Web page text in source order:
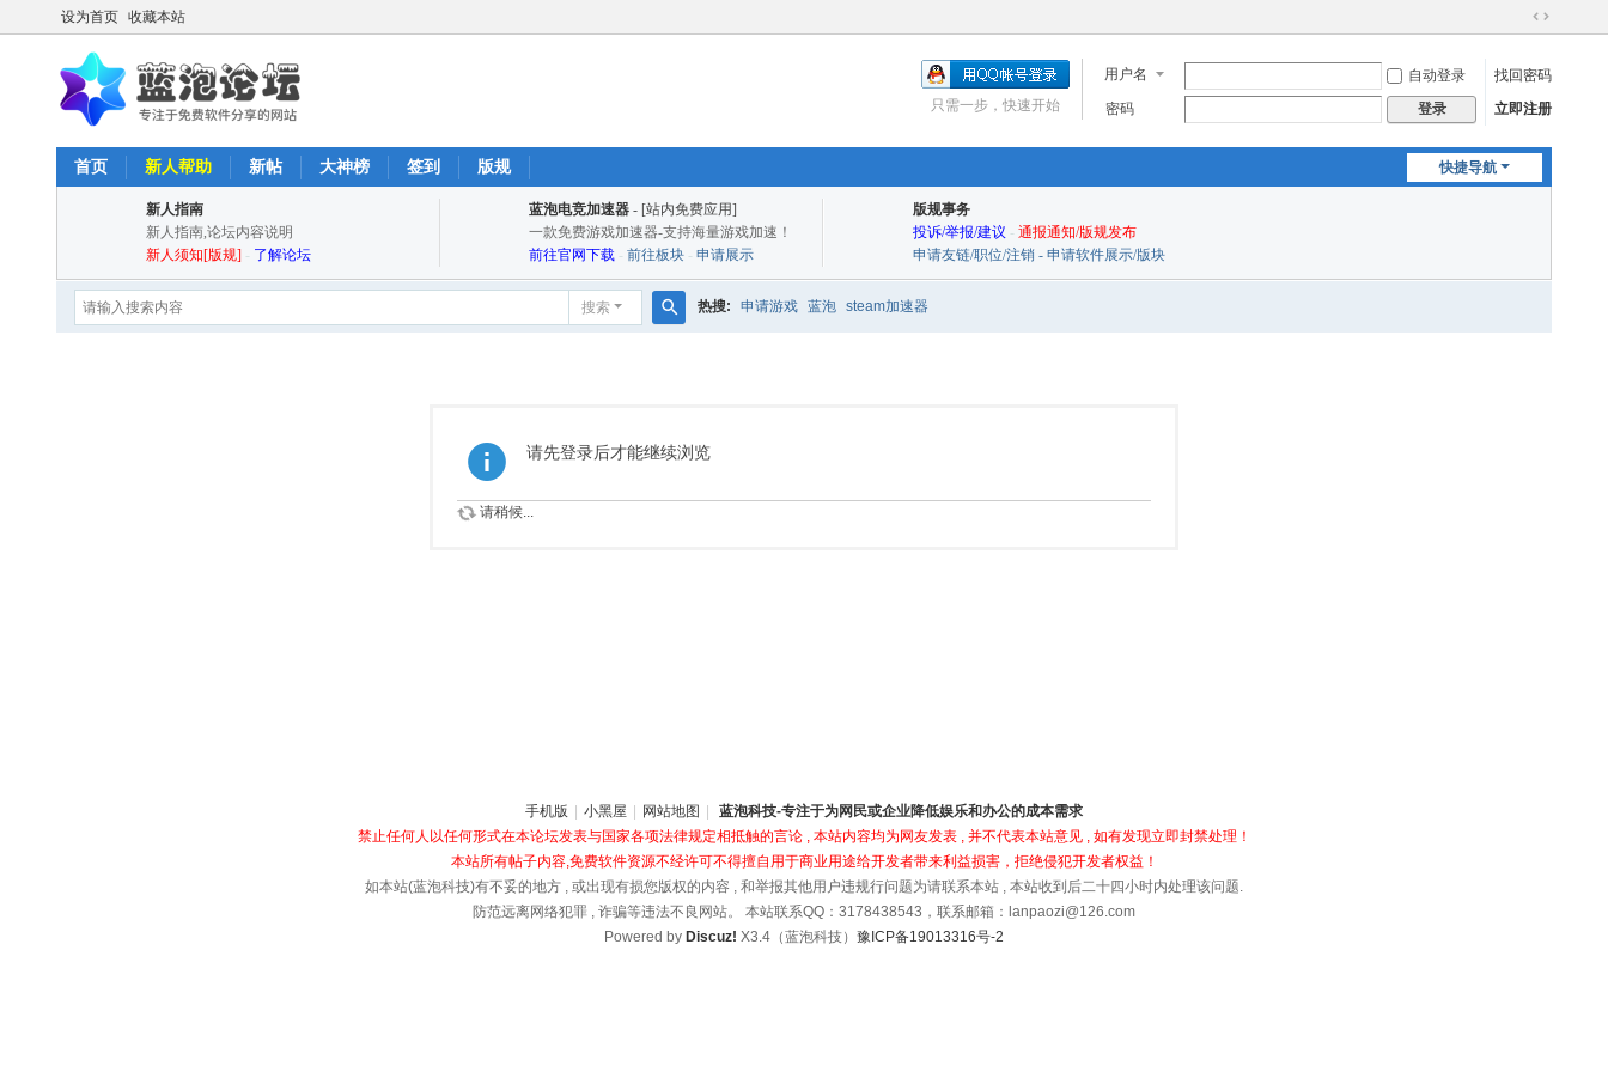
设为首页 收藏本站
切
到
宽
用户名 自动登录
找回密码
密码
登录 立即注册
只需一步，快速开始
快捷导航
首页 新人帮助 新帖 大神榜 签到 版规
新人指南
新人指南,论坛内容说明
新人须知[版规] - 了解论坛
蓝泡电竞加速器 - [站内免费应用]
一款免费游戏加速器-支持海量游戏加速！
前往官网下载 - 前往板块 - 申请展示
版规事务
投诉/举报/建议 - 通报通知/版规发布
申请友链/职位/注销 - 申请软件展示/版块
搜索 热搜: 申请游戏 蓝泡 steam加速器
请先登录后才能继续浏览
请稍候...
手机版 小黑屋 网站地图
蓝泡科技-专注于为网民或企业降低娱乐和办公的成本需求
禁止任何人以任何形式在本论坛发表与国家各项法律规定相抵触的言论 , 本站内容均为网友发表 , 并不代表本站意见 , 如有发现立即封禁处理！
本站所有帖子内容,免费软件资源不经许可不得擅自用于商业用途给开发者带来利益损害，拒绝侵犯开发者权益！
如本站(蓝泡科技)有不妥的地方 , 或出现有损您版权的内容 , 和举报其他用户违规行问题为请联系本站 , 本站收到后二十四小时内处理该问题.
防范远离网络犯罪 , 诈骗等违法不良网站。 本站联系QQ：3178438543，联系邮箱：lanpaozi@126.com
Powered by Discuz! X3.4（蓝泡科技） 豫ICP备19013316号-2